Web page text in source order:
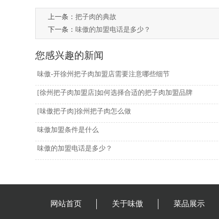
上一条： 把子肉的典故
下一条： 味傲的加盟电话是多少？
您感兴趣的新闻
味傲-开徐州把子肉加盟店需要注意哪些细节
[徐州把子肉加盟店]如何选择合适的把子肉加盟品牌
[味傲把子肉]徐州把子肉怎么做
味傲加盟条件是什么
味傲的加盟电话是多少？
网站首页 关于味傲 菜品展示